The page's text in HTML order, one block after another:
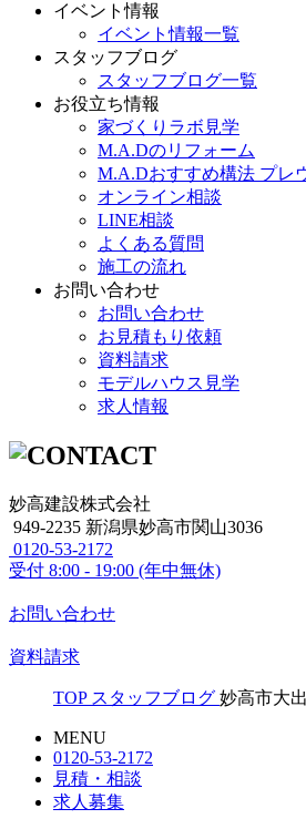
イベント情報
イベント情報一覧
スタッフブログ
スタッフブログ一覧
お役立ち情報
家づくりラボ見学
M.A.Dのリフォーム
M.A.Dおすすめ構法 プレ
オンライン相談
LINE相談
よくある質問
施工の流れ
お問い合わせ
お問い合わせ
お見積もり依頼
資料請求
モデルハウス見学
求人情報
妙高建設株式会社
949-2235 新潟県妙高市関山3036
0120-53-2172
受付 8:00 - 19:00 (年中無休)
お問い合わせ
資料請求
TOP スタッフブログ 妙高市大
MENU
0120-53-2172
見積・相談
求人募集